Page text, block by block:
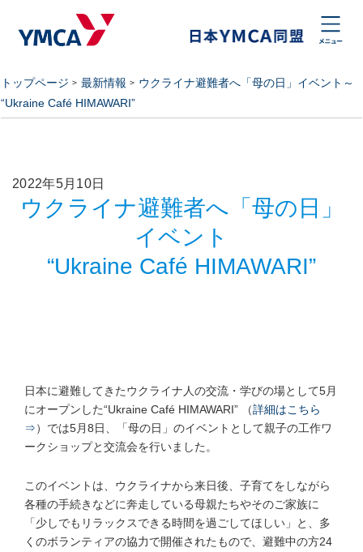
トップページ 最新情報
ウクライナ避難者へ「母の日」イベント～
“Ukraine Café HIMAWARI”
2022年5月10日
ウクライナ避難者へ「母の日」
イベント
“Ukraine Café HIMAWARI”
日本に避難してきたウクライナ人の交流・学びの場として5月
にオープンした“Ukraine Café HIMAWARI” （詳細はこちら
⇒）では5月8日、「母の日」のイベントとして親子の工作ワ
ークショップと交流会を行いました。
このイベントは、ウクライナから来日後、子育てをしながら
各種の手続きなどに奔走している母親たちやそのご家族に
「少しでもリラックスできる時間を過ごしてほしい」と、多
くのボランティアの協力で開催されたもので、避難中の方24